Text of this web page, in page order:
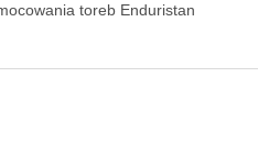
toreb Enduristan